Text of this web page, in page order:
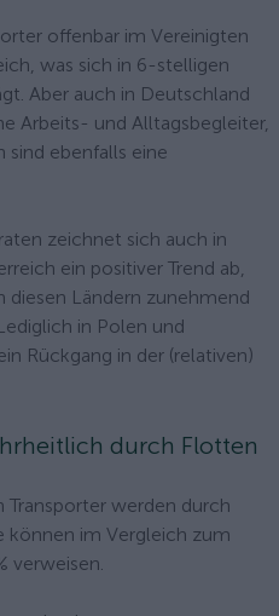
offenbar im Vereinigten
was sich in 6-stelligen
Aber auch in Deutschland
Arbeits- und Alltagsbegleiter,
sind ebenfalls eine
zeichnet sich auch in
ein positiver Trend ab,
diesen Ländern zunehmend
in Polen und
Rückgang in der (relativen)
durch Flotten
Transporter werden durch
können im Vergleich zum
verweisen.